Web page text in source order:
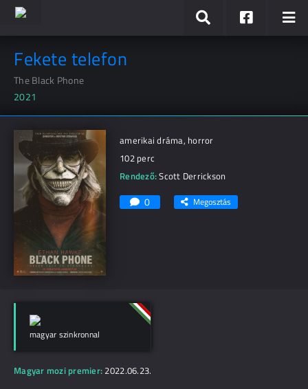
Fekete telefon
The Black Phone
2021
amerikai dráma, horror
102 perc
Rendező:Scott Derrickson
0 Megosztás
magyar szinkronnal
Magyar mozi premier: 2022.06.23.